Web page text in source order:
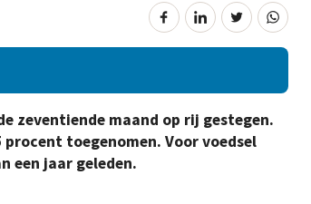
zeventiende maand op rij gestegen.
toegenomen. Voor voedsel
een jaar geleden.